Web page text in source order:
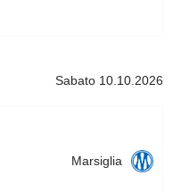
Sabato 10.10.2026
Marsiglia